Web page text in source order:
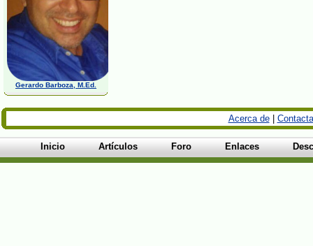
Gerardo Barboza, M.Ed.
Acerca de|
Inicio Artículos Foro Enlaces